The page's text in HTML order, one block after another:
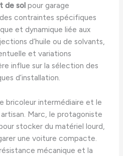
de sol pour garage
contraintes spécifiques
et dynamique liée aux
d’huile ou de solvants,
et variations
influe sur la sélection des
d’installation.
bricoleur intermédiaire et le
Marc, le protagoniste
stocker du matériel lourd,
une voiture compacte.
mécanique et la